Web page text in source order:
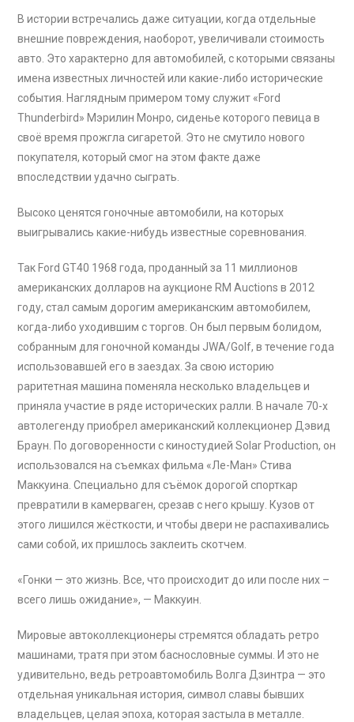
В истории встречались даже ситуации, когда отдельные
внешние повреждения, наоборот, увеличивали стоимость
авто. Это характерно для автомобилей, с которыми связаны
имена известных личностей или какие-либо исторические
события. Наглядным примером тому служит «Ford
Thunderbird» Мэрилин Монро, сиденье которого певица в
своё время прожгла сигаретой. Это не смутило нового
покупателя, который смог на этом факте даже
впоследствии удачно сыграть.
Высоко ценятся гоночные автомобили, на которых
выигрывались какие-нибудь известные соревнования.
Так Ford GT40 1968 года, проданный за 11 миллионов
американских долларов на аукционе RM Auctions в 2012
году, стал самым дорогим американским автомобилем,
когда-либо уходившим с торгов. Он был первым болидом,
собранным для гоночной команды JWA/Golf, в течение года
использовавшей его в заездах. За свою историю
раритетная машина поменяла несколько владельцев и
приняла участие в ряде исторических ралли. В начале 70-х
автолегенду приобрел американский коллекционер Дэвид
Браун. По договоренности с киностудией Solar Production, он
использовался на съемках фильма «Ле-Ман» Стива
Маккуина. Специально для съёмок дорогой спорткар
превратили в камерваген, срезав с него крышу. Кузов от
этого лишился жёсткости, и чтобы двери не распахивались
сами собой, их пришлось заклеить скотчем.
«Гонки — это жизнь. Все, что происходит до или после них –
всего лишь ожидание», — Маккуин.
Мировые автоколлекционеры стремятся обладать ретро
машинами, тратя при этом баснословные суммы. И это не
удивительно, ведь ретроавтомобиль Волга Дзинтра — это
отдельная уникальная история, символ славы бывших
владельцев, целая эпоха, которая застыла в металле.